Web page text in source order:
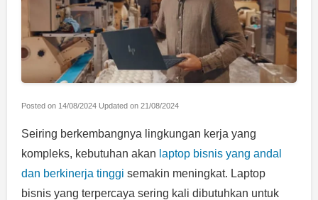
Posted on 14/08/2024 Updated on 21/08/2024
Seiring berkembangnya lingkungan kerja yang
kompleks, kebutuhan akan laptop bisnis yang andal
dan berkinerja tinggi semakin meningkat. Laptop
bisnis yang terpercaya sering kali dibutuhkan untuk